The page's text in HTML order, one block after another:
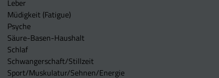
Leber
Müdigkeit (Fatigue)
Psyche
Säure-Basen-Haushalt
Schlaf
Schwangerschaft/Stillzeit
Sport/Muskulatur/Sehnen/Energie